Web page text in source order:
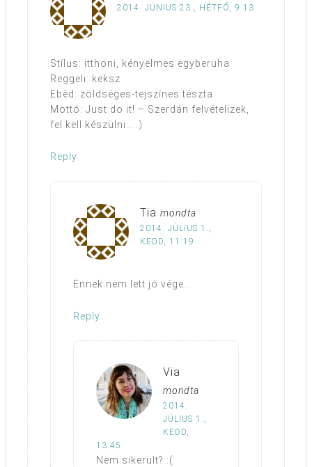
2014. JÚNIUS 23., HÉTFŐ, 9:13
Stílus: itthoni, kényelmes egyberuha
Reggeli: keksz
Ebéd: zöldséges-tejszínes tészta
Mottó: Just do it! – Szerdán felvételizek,
fel kell készülni… :)
Reply
Tia mondta
2014. JÚLIUS 1.,
KEDD, 11:19
Ennek nem lett jó vége…
Reply
Via
mondta
2014.
JÚLIUS 1.,
KEDD,
13:45
Nem sikerült? :(